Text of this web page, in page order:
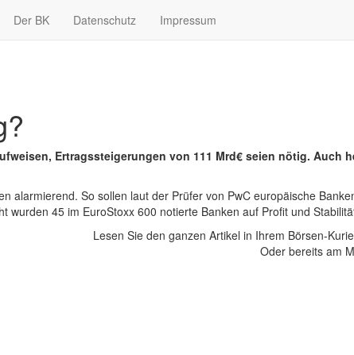
Der BK Datenschutz Impressum
Ertragssteigerungen von 111 Mrd€ seien nötig. Auch
alarmierend. So sollen laut der Prüfer von PwC europäische
wurden 45 im EuroStoxx 600 notierte Banken auf Profit und
Lesen Sie den ganzen Artikel in Ihrem Börsen-
Oder bereits am